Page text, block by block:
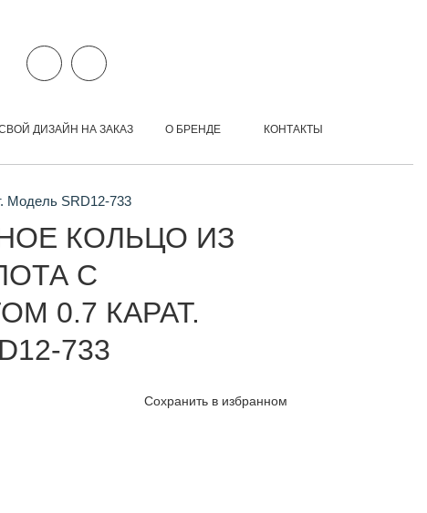
ДИЗАЙН НА ЗАКАЗ О БРЕНДЕ КОНТАКТЫ
Модель SRD12-733
КОЛЬЦО ИЗ
С
0.7 КАРАТ.
733
Сохранить в избранном